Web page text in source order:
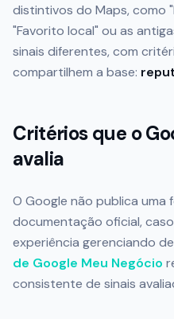
distintivos do Maps, como
"Favorito local" ou as
sinais diferentes, com
compartilhem a base:
Critérios que o
avalia
O Google não publica uma
documentação oficial,
experiência gerenciando
de Google Meu Negócio
consistente de sinais